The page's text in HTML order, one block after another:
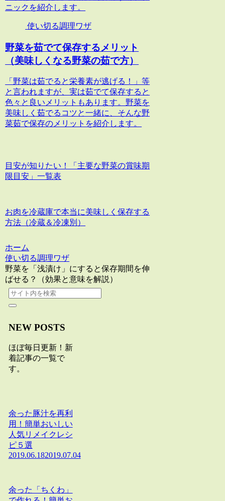
ニックを紹介します。
使い切る調理ワザ
野菜を茹でて保存するメリット
（美味しくなる野菜の茹で方）
「野菜は茹でると栄養素が逃げる！」等
と言われますが、実は茹でて保存すると
色々と良いメリットもあります。野菜を
美味しく茹でるコツと一緒に、そんな野
菜茹で保存のメリットを紹介します。
目安が知りたい！「主要な野菜の賞味期
限目安」一覧表
お肉を冷蔵庫で本当に美味しく保存する
方法（冷蔵＆冷凍別）
ホーム
使い切る調理ワザ
野菜を「浅漬け」にすると保存期間を伸
ばせる？（効果と意味を解説）
NEW POSTS
ほぼ毎日更新！新
着記事の一覧で
す。
余った豚汁を再利
用！簡単おいしい
人気リメイクレシ
ピ５選
2019.06.182019.07.04
余った「ちくわ」